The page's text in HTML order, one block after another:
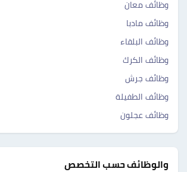
وظائف معان
وظائف مادبا
وظائف البلقاء
وظائف الكرك
وظائف جرش
وظائف الطفيلة
وظائف عجلون
والوظائف حسب التخصص